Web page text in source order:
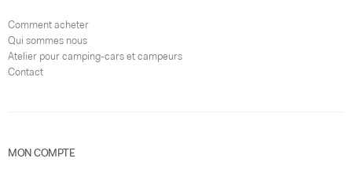
Comment acheter
Qui sommes nous
Atelier pour camping-cars et campeurs
Contact
MON COMPTE